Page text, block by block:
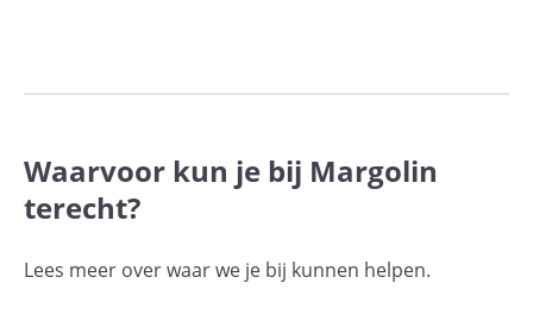
Waarvoor kun je bij Margolin
terecht?
Lees meer over waar we je bij kunnen helpen.